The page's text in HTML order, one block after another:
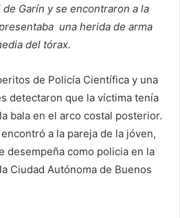
Garín y se encontraron a la
una herida de arma
del tórax.
de Policía Científica y una
detectaron que la víctima tenía
bala en el arco costal posterior.
a la pareja de la jóven,
desempeña como policia en la
Ciudad Autónoma de Buenos